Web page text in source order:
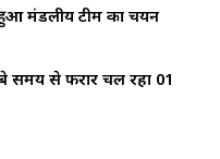
हुआ मंडलीय टीम का चयन
समय से फरार चल रहा 01